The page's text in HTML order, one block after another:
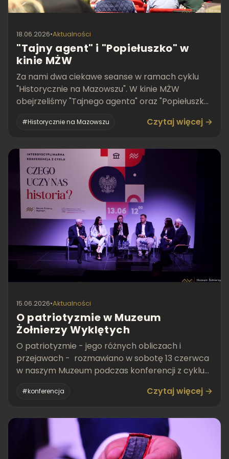
18.06.2026•Aktualności
"Tajny agent" i "Popiełuszko" w
kinie MŻW
Za nami dwa ciekawe seanse w ramach cyklu
"Historycznie na Mazowszu". W kinie MŻW
obejrzeliśmy "Tajnego agenta" oraz "Popiełuszkę.
#Historycznie na Mazowszu Czytaj więcej →
15.06.2026•Aktualności
O patriotyzmie w Muzeum
Żołnierzy Wyklętych
O patriotyzmie - jego różnych obliczach i
przejawach - rozmawiano w sobotę 13 czerwca
w naszym Muzeum podczas konferencji z cyklu
#konferencja Czytaj więcej →